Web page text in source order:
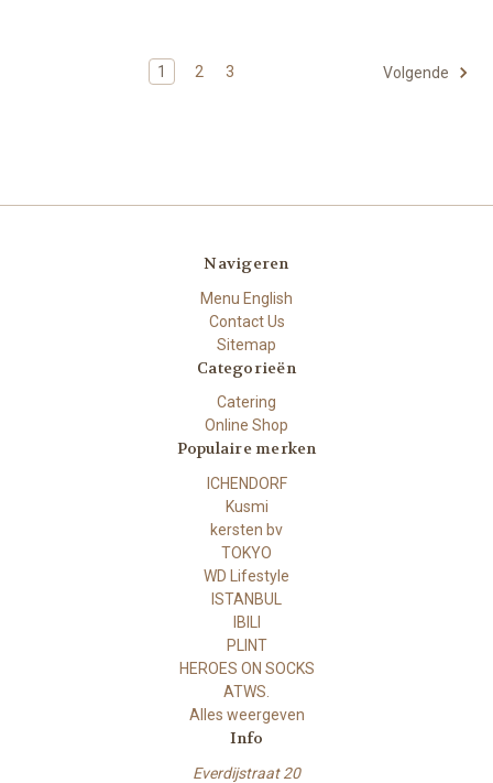
1 2 3 Volgende
Navigeren
Menu English
Contact Us
Sitemap
Categorieën
Catering
Online Shop
Populaire merken
ICHENDORF
Kusmi
kersten bv
TOKYO
WD Lifestyle
ISTANBUL
IBILI
PLINT
HEROES ON SOCKS
ATWS.
Alles weergeven
Info
Everdijstraat 20